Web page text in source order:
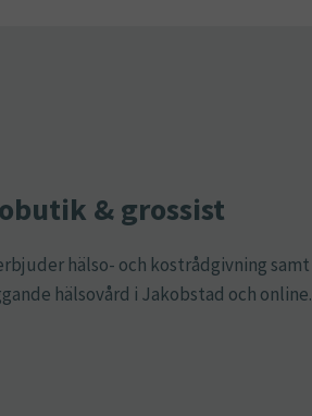
& grossist
hälso- och kostrådgivning samt
hälsovård i Jakobstad och online.